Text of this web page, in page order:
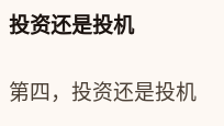
投资还是投机
第四，投资还是投机